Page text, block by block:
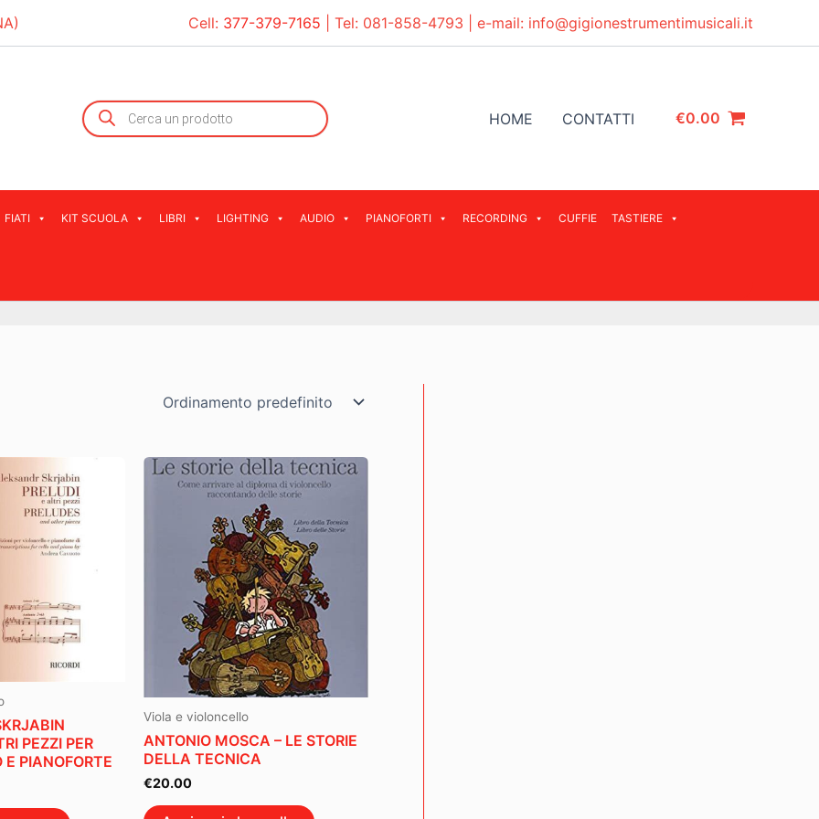
Cell: 377-379-7165 | Tel: 081-858-4793 | e-mail: info@gigionestrumentimusicali.it
Products
search
HOME CONTATTI €0.00
FIATI KIT SCUOLA LIBRI LIGHTING AUDIO PIANOFORTI RECORDING CUFFIE TASTIERE
PEZZI PER
PIANOFORTE
Viola e violoncello
ANTONIO MOSCA – LE STORIE
DELLA TECNICA
€20.00